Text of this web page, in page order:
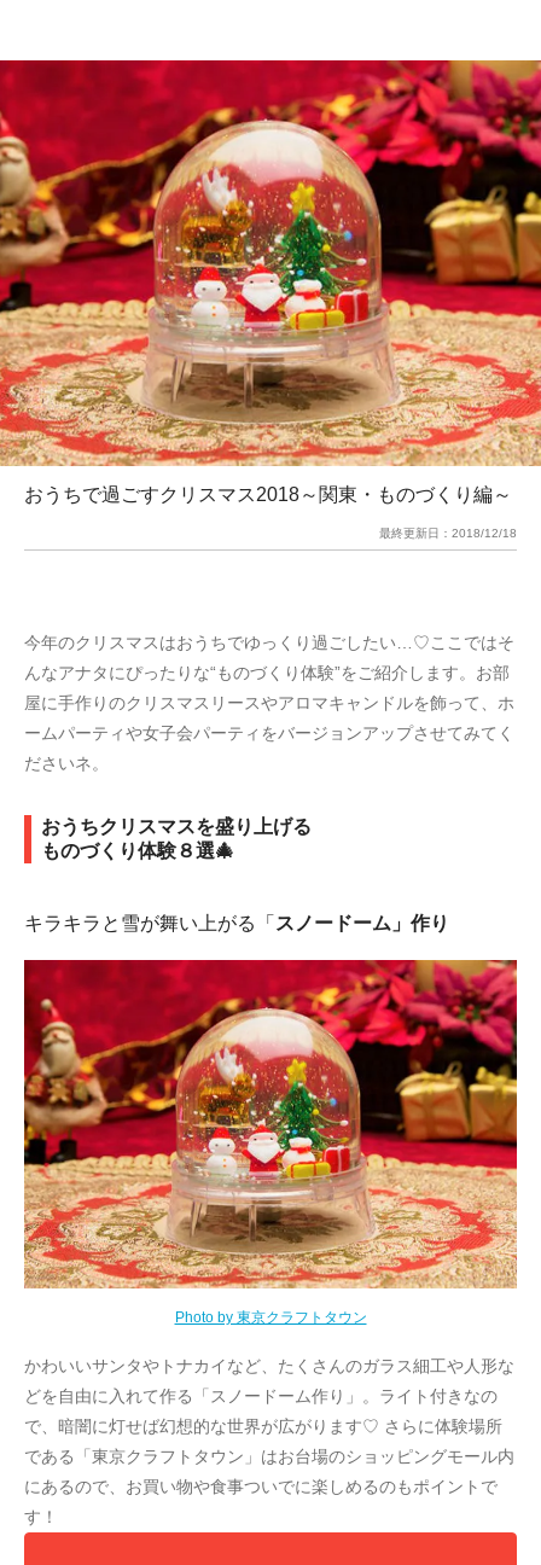
おうちで過ごすクリスマス2018～関東・ものづくり編～
最終更新日： 2018/12/18
今年のクリスマスはおうちでゆっくり過ごしたい…♡ここではそ
んなアナタにぴったりな“ものづくり体験”をご紹介します。お部
屋に手作りのクリスマスリースやアロマキャンドルを飾って、ホ
ームパーティや女子会パーティをバージョンアップさせてみてく
ださいネ。
おうちクリスマスを盛り上げる
ものづくり体験８選🎄
キラキラと雪が舞い上がる「 スノードーム」作り
Photo by 東京クラフトタウン
かわいいサンタやトナカイなど、たくさんのガラス細工や人形な
どを自由に入れて作る「スノードーム作り」。ライト付きなの
で、暗闇に灯せば幻想的な世界が広がります♡ さらに体験場所
である「東京クラフトタウン」はお台場のショッピングモール内
にあるので、お買い物や食事ついでに楽しめるのもポイントで
す！